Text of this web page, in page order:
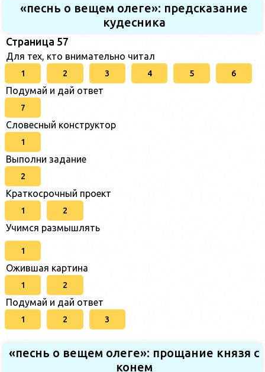
«песнь о вещем олеге»: предсказание
кудесника
Страница 57
Для тех, кто внимательно читал
1 2 3 4 5 6
Подумай и дай ответ
7
Словесный конструктор
1
Выполни задание
2
Краткосрочный проект
1 2
Учимся размышлять
1
Ожившая картина
1 2
Подумай и дай ответ
1 2 3
«песнь о вещем олеге»: прощание князя с
конем